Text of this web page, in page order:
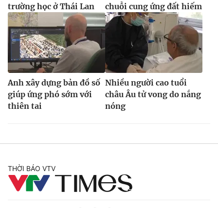
trường học ở Thái Lan
chuỗi cung ứng đất hiếm
Anh xây dựng bản đồ số
giúp ứng phó sớm với
thiên tai
Nhiều người cao tuổi
châu Âu tử vong do nắng
nóng
THỜI BÁO VTV